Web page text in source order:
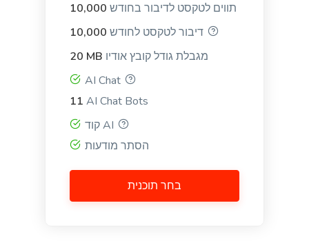
Answers
Instant, quality answers to any questions or
10,000 תווים לטקסט לדיבור בחודש
10,000
20 MB מגבלת גודל קובץ אודיו
AI Chat
11 AI Chat Bots
קוד AI
הסתר מודעות
בחר תוכנית